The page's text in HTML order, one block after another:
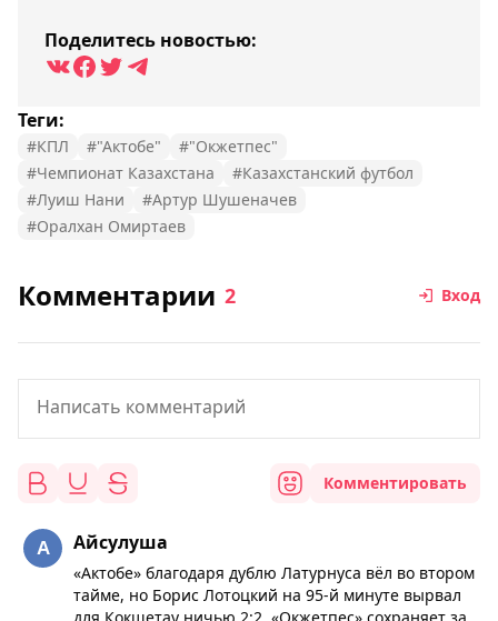
Поделитесь новостью:
Теги:
#КПЛ #"Актобе"
#"Окжетпес"
#Чемпионат Казахстана
#Казахстанский футбол
#Луиш Нани
#Артур Шушеначев
#Оралхан Омиртаев
Комментарии 2 Вход
Комментировать
Айсулуша
«Актобе» благодаря дублю Латурнуса вёл во втором
тайме, но Борис Лотоцкий на 95-й минуте вырвал